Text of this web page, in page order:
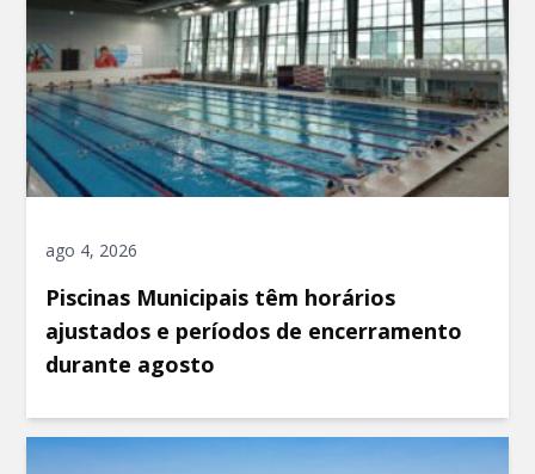
ago 4, 2026
Piscinas Municipais têm horários
ajustados e períodos de encerramento
durante agosto